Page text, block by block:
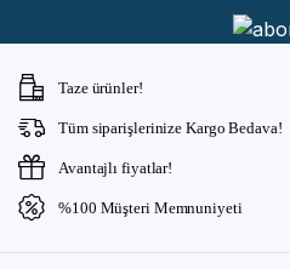
Taze ürünler!
Tüm siparişlerinize Kargo Bedava!
Avantajlı fiyatlar!
%100 Müşteri Memnuniyeti